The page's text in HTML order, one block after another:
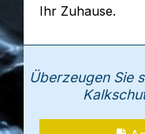
Ihr Zuhause.
Überzeugen Sie